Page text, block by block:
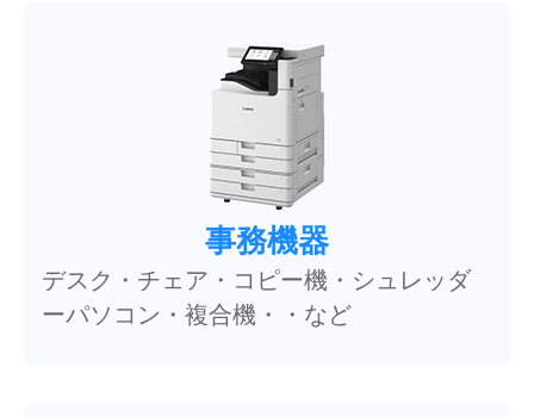
事務機器
デスク・チェア・コピー機・シュレッダ
ーパソコン・複合機・・など